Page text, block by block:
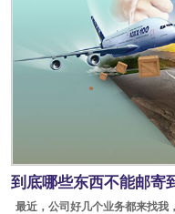
到底哪些东西不能邮寄
最近，公司好几个业务都来找我